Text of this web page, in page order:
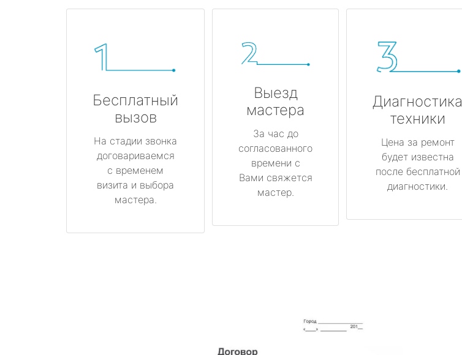
Бесплатный
вызов
На стадии звонка
договариваемся
с временем
визита и выбора
мастера.
Выезд
мастера
За час до
согласованного
времени с
Вами свяжется
мастер.
Диагностика
техники
Цена за ремонт
будет известна
после бесплатной
диагностики.